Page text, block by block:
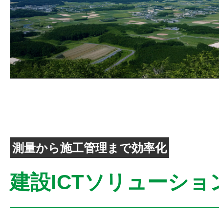
測量から施工管理まで効率化
建設ICTソリューショ